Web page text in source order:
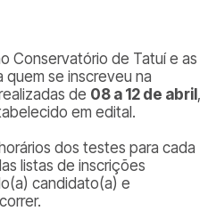
Conservatório de Tatuí e as
se inscreveu na
de 08 a 12 de abril ,
em edital.
dos testes para cada
listas de inscrições
candidato(a) e